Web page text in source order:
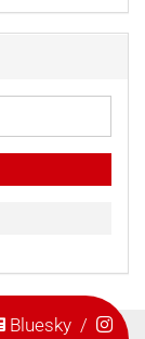
Bluesky/